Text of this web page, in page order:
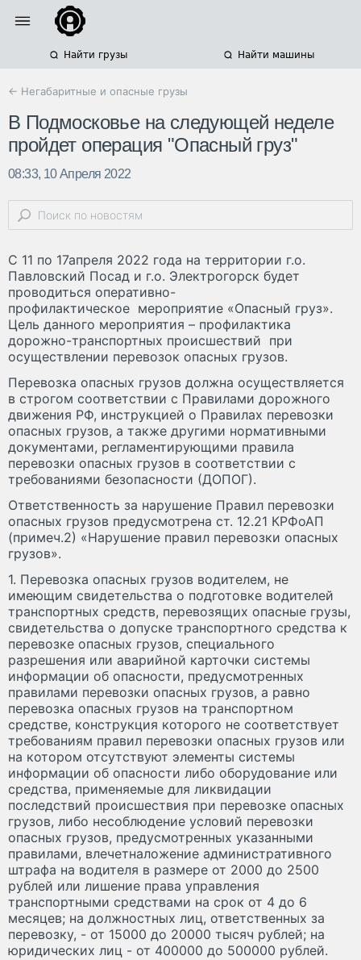
Найти грузы Найти машины
← Негабаритные и опасные грузы
В Подмосковье на следующей неделе
пройдет операция "Опасный груз"
08:33, 10 Апреля 2022
С 11 по 17апреля 2022 года на территории г.о.
Павловский Посад и г.о. Электрогорск будет
проводиться оперативно-
профилактическое мероприятие «Опасный груз».
Цель данного мероприятия – профилактика
дорожно-транспортных происшествий при
осуществлении перевозок опасных грузов.
Перевозка опасных грузов должна осуществляется
в строгом соответствии с Правилами дорожного
движения РФ, инструкцией о Правилах перевозки
опасных грузов, а также другими нормативными
документами, регламентирующими правила
перевозки опасных грузов в соответствии с
требованиями безопасности (ДОПОГ).
Ответственность за нарушение Правил перевозки
опасных грузов предусмотрена ст. 12.21 КРФоАП
(примеч.2) «Нарушение правил перевозки опасных
грузов».
1. Перевозка опасных грузов водителем, не
имеющим свидетельства о подготовке водителей
транспортных средств, перевозящих опасные грузы,
свидетельства о допуске транспортного средства к
перевозке опасных грузов, специального
разрешения или аварийной карточки системы
информации об опасности, предусмотренных
правилами перевозки опасных грузов, а равно
перевозка опасных грузов на транспортном
средстве, конструкция которого не соответствует
требованиям правил перевозки опасных грузов или
на котором отсутствуют элементы системы
информации об опасности либо оборудование или
средства, применяемые для ликвидации
последствий происшествия при перевозке опасных
грузов, либо несоблюдение условий перевозки
опасных грузов, предусмотренных указанными
правилами, влечетналожение административного
штрафа на водителя в размере от 2000 до 2500
рублей или лишение права управления
транспортными средствами на срок от 4 до 6
месяцев; на должностных лиц, ответственных за
перевозку, - от 15000 до 20000 тысяч рублей; на
юридических лиц - от 400000 до 500000 рублей.